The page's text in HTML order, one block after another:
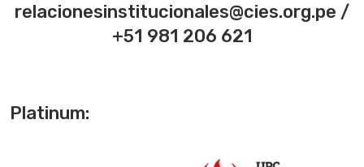
relacionesinstitucionales@cies.org.pe /
+51 981 206 621
Platinum: